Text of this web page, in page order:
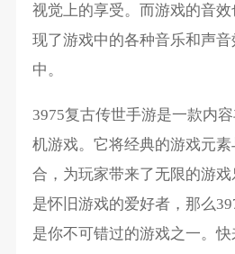
视觉上的享受。而游戏的音
现了游戏中的各种音乐和声
中。
3975复古传世手游是一款内
机游戏。它将经典的游戏元
合，为玩家带来了无限的游
是怀旧游戏的爱好者，那么
是你不可错过的游戏之一。